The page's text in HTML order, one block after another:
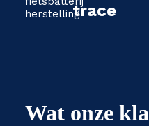
trace
Wat onze